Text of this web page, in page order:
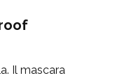
Il mascara